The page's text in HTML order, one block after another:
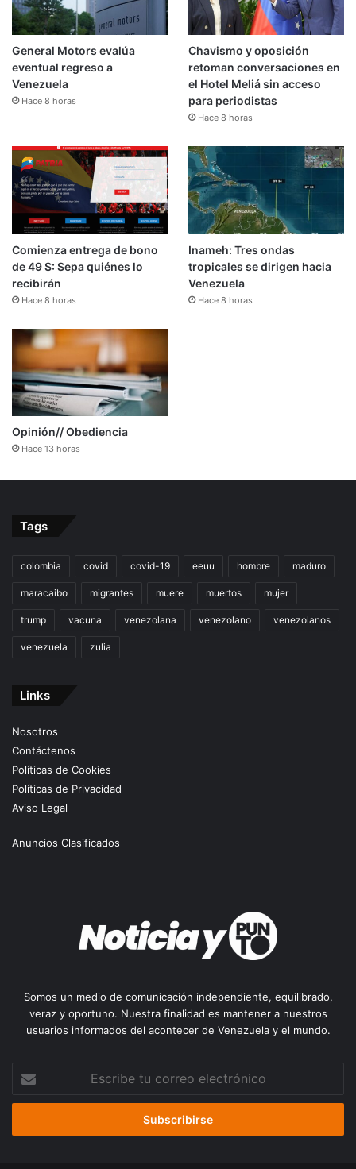
General Motors evalúa
eventual regreso a
Venezuela
Hace 8 horas
Chavismo y oposición
retoman conversaciones en
el Hotel Meliá sin acceso
para periodistas
Hace 8 horas
Comienza entrega de bono
de 49 $: Sepa quiénes lo
recibirán
Hace 8 horas
Inameh: Tres ondas
tropicales se dirigen hacia
Venezuela
Hace 8 horas
Opinión// Obediencia
Hace 13 horas
Tags
colombia covid covid-19 eeuu hombre maduro
maracaibo migrantes muere muertos mujer
trump vacuna venezolana venezolano venezolanos
venezuela zulia
Links
Nosotros
Contáctenos
Políticas de Cookies
Políticas de Privacidad
Aviso Legal
Anuncios Clasificados
Somos un medio de comunicación independiente, equilibrado,
veraz y oportuno. Nuestra finalidad es mantener a nuestros
usuarios informados del acontecer de Venezuela y el mundo.
correo